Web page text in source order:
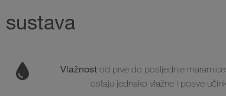
sustava
Vlažnostod prve do posljednje
ostaju jednako vlažne i posve